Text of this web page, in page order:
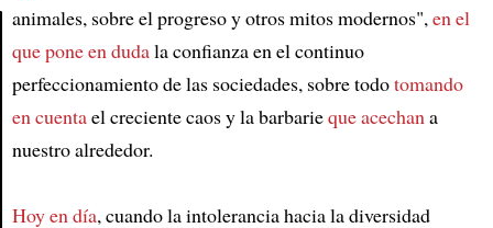
Article
animales, sobre el progreso y otros mitos modernos",en el
que pone en dudala confianza en el continuo
perfeccionamiento de las sociedades, sobre todotomando
en cuentael creciente caos y la barbarieque acechana
nuestro alrededor.
Hoy en día, cuando la intolerancia hacia la diversidad